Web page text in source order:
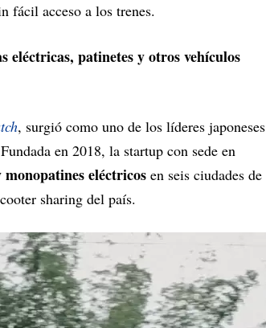
fácil acceso a los trenes.
eléctricas, patinetes y otros vehículos
, surgió como uno de los líderes japoneses
en 2018, la startup con sede en
eléctricos en seis ciudades de
sharing del país.